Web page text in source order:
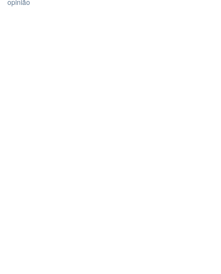
opinião